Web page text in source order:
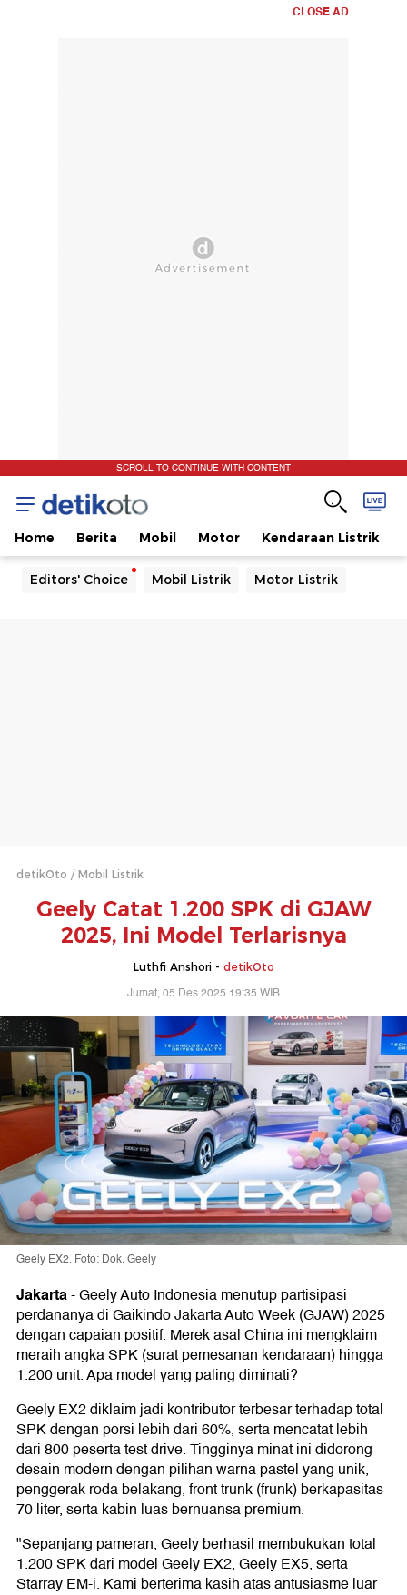
CLOSE AD
SCROLL TO CONTINUE WITH CONTENT
Home Berita Mobil Motor Kendaraan Listrik
Editors' Choice Mobil Listrik Motor Listrik
detikOto Mobil Listrik
Geely Catat 1.200 SPK di GJAW
2025, Ini Model Terlarisnya
Luthfi Anshori - detikOto
Jumat, 05 Des 2025 19:35 WIB
Geely EX2. Foto: Dok. Geely
Jakarta-Geely Auto Indonesia menutup partisipasi
perdananya di Gaikindo Jakarta Auto Week (GJAW) 2025
dengan capaian positif. Merek asal China ini mengklaim
meraih angka SPK (surat pemesanan kendaraan) hingga
1.200 unit. Apa model yang paling diminati?
Geely EX2 diklaim jadi kontributor terbesar terhadap total
SPK dengan porsi lebih dari 60%, serta mencatat lebih
dari 800 peserta test drive. Tingginya minat ini didorong
desain modern dengan pilihan warna pastel yang unik,
penggerak roda belakang, front trunk (frunk) berkapasitas
70 liter, serta kabin luas bernuansa premium.
"Sepanjang pameran, Geely berhasil membukukan total
1.200 SPK dari model Geely EX2, Geely EX5, serta
Starray EM-i. Kami berterima kasih atas antusiasme luar